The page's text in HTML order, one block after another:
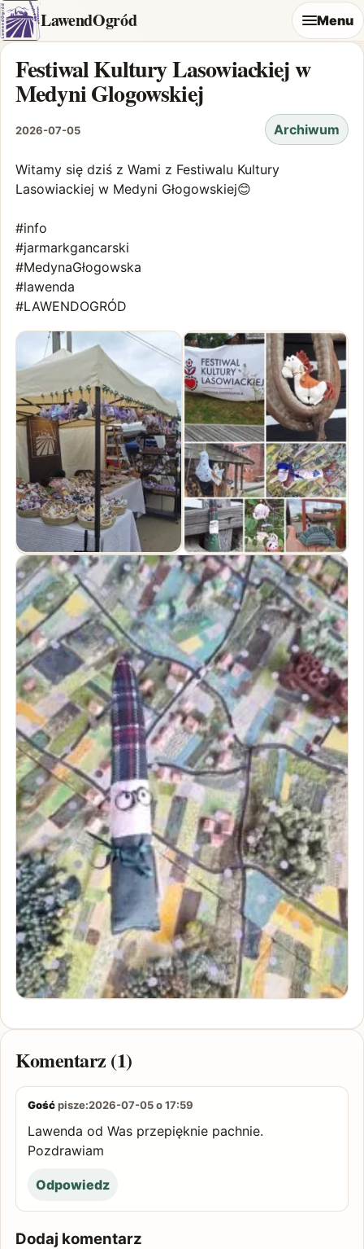
LawendOgród Menu
Festiwal Kultury Lasowiackiej w
Medyni Glogowskiej
2026-07-05 Archiwum
Witamy się dziś z Wami z Festiwalu Kultury
Lasowiackiej w Medyni Głogowskiej😊
#info
#jarmarkgancarski
#MedynaGłogowska
#lawenda
#LAWENDOGRÓD
Komentarz (1)
Gośćpisze:2026-07-05 o 17:59
Lawenda od Was przepięknie pachnie.
Pozdrawiam
Odpowiedz
Dodaj komentarz